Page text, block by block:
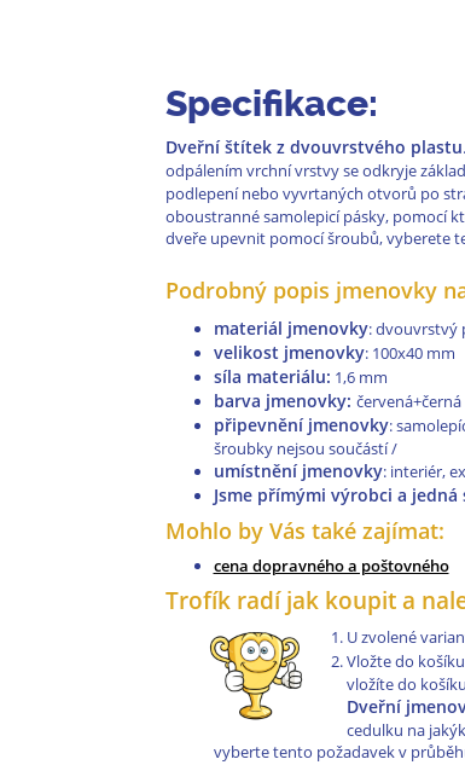
Specifikace:
Dveřní štítek z dvouvrstvého plastu
odpálením vrchní vrstvy se odkryje
podlepení nebo vyvrtaných otvorů po
oboustranné samolepicí pásky, pomocí
dveře upevnit pomocí šroubů, vyberete
Podrobný popis jmenovky
materiál jmenovky: dvouvrstvý
velikost jmenovky: 100x40 mm
síla materiálu: 1,6 mm
barva jmenovky: červená+černá
připevnění jmenovky:
šroubky nejsou součástí /
umístnění jmenovky: interiér,
Jsme přímými výrobci a
Mohlo by Vás také zajímat:
cena dopravného a poštovného
Trofík radí jak koupit a
U zvolené
Vložte do
vložíte do
Dveřní
cedulku na
vyberte tento požadavek v